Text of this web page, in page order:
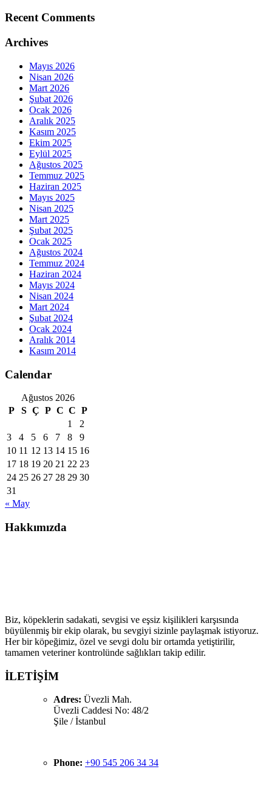
Recent Comments
Archives
Mayıs 2026
Nisan 2026
Mart 2026
Şubat 2026
Ocak 2026
Aralık 2025
Kasım 2025
Ekim 2025
Eylül 2025
Ağustos 2025
Temmuz 2025
Haziran 2025
Mayıs 2025
Nisan 2025
Mart 2025
Şubat 2025
Ocak 2025
Ağustos 2024
Temmuz 2024
Haziran 2024
Mayıs 2024
Nisan 2024
Mart 2024
Şubat 2024
Ocak 2024
Aralık 2014
Kasım 2014
Calendar
Ağustos 2026
P
S Ç P C C P
1
2
3
4 5 6 7 8
9
10 11 12 13 14 15 16
17 18 19 20 21 22 23
24 25 26 27 28 29 30
31
« May
Hakkımızda
Biz, köpeklerin sadakati, sevgisi ve eşsiz kişilikleri karşısında
büyülenmiş bir ekip olarak, bu sevgiyi sizinle paylaşmak istiyoruz.
Her bir köpeğimiz, özel ve sevgi dolu bir ortamda yetiştirilir,
tamamen veteriner kontrolünde sağlıkları takip edilir.
İLETİŞİM
Adres: Üvezli Mah.
Üvezli Caddesi No: 48/2
Şile / İstanbul
Phone: +90 545 206 34 34